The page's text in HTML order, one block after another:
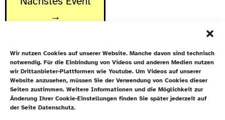
Wir nutzen Cookies auf unserer Website. Manche davon sind technisch
notwendig. Für die Einbindung von Videos und anderen Medien nutzen
wir Drittanbieter-Plattformen wie Youtube. Um Videos auf unserer
Website anzusehen, müssen Sie der Verwendung von Cookies dieser
Seiten zustimmen. Weitere Informationen und die Möglichkeit zur
Änderung Ihrer Cookie-Einstellungen finden Sie später jederzeit auf
der Seite Datenschutz.
→
Newsletter
Datenschutz